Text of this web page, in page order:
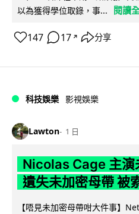
以為獲得學位取錄，事...
閱讀
147 17 ↗ 分享
科技娛樂 影視娛樂
Lawton 1 日
Nicolas Cage 主
遺失未加密母帶 被
【唔見未加密母帶咁大件事】